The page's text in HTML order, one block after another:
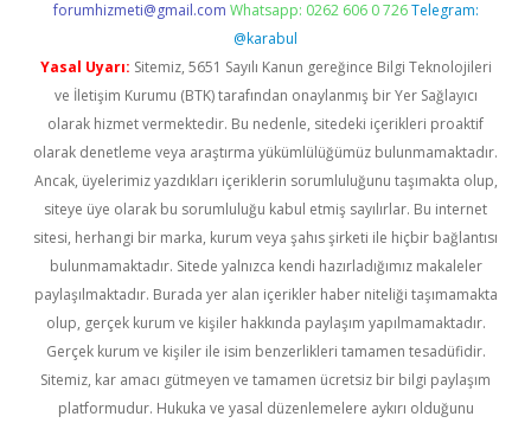
forumhizmeti@gmail.com Whatsapp: 0262 606 0 726 Telegram:
@karabul
Yasal Uyarı: Sitemiz, 5651 Sayılı Kanun gereğince Bilgi Teknolojileri
ve İletişim Kurumu (BTK) tarafından onaylanmış bir Yer Sağlayıcı
olarak hizmet vermektedir. Bu nedenle, sitedeki içerikleri proaktif
olarak denetleme veya araştırma yükümlülüğümüz bulunmamaktadır.
Ancak, üyelerimiz yazdıkları içeriklerin sorumluluğunu taşımakta olup,
siteye üye olarak bu sorumluluğu kabul etmiş sayılırlar. Bu internet
sitesi, herhangi bir marka, kurum veya şahıs şirketi ile hiçbir bağlantısı
bulunmamaktadır. Sitede yalnızca kendi hazırladığımız makaleler
paylaşılmaktadır. Burada yer alan içerikler haber niteliği taşımamakta
olup, gerçek kurum ve kişiler hakkında paylaşım yapılmamaktadır.
Gerçek kurum ve kişiler ile isim benzerlikleri tamamen tesadüfidir.
Sitemiz, kar amacı gütmeyen ve tamamen ücretsiz bir bilgi paylaşım
platformudur. Hukuka ve yasal düzenlemelere aykırı olduğunu